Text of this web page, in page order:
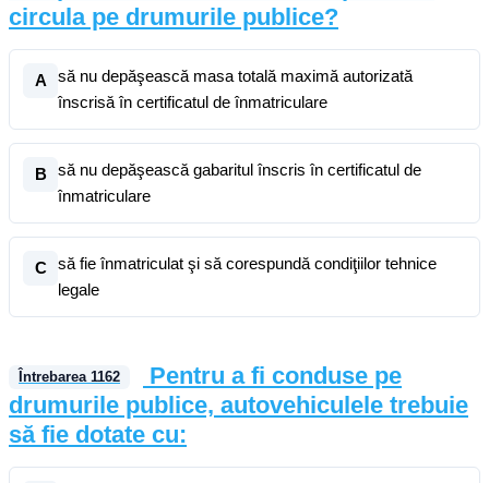
circula pe drumurile publice?
A
să nu depăşească masa totală maximă autorizată
înscrisă în certificatul de înmatriculare
B
să nu depăşească gabaritul înscris în certificatul de
înmatriculare
C
să fie înmatriculat şi să corespundă condiţiilor tehnice
legale
Întrebarea 1162
Pentru a fi conduse pe
drumurile publice, autovehiculele trebuie
să fie dotate cu: